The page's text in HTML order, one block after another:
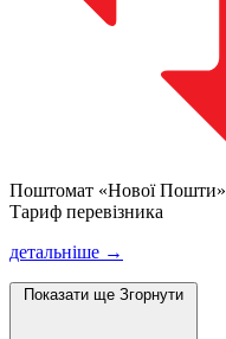
Поштомат «Нової Пошти»
Тариф перевізника
детальніше →
Показати ще Згорнути